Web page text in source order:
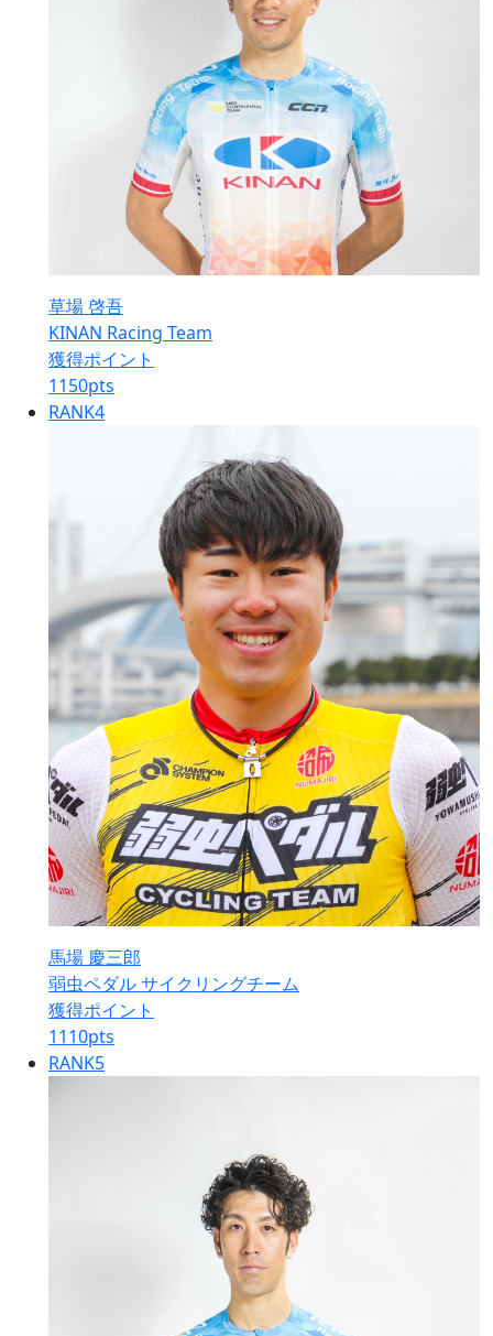
草場 啓吾
KINAN Racing Team
獲得ポイント
1150pts
RANK4
馬場 慶三郎
弱虫ペダル サイクリングチーム
獲得ポイント
1110pts
RANK5